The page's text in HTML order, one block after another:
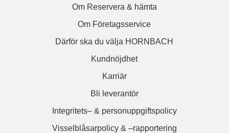
Om Reservera & hämta
Om Företagsservice
Därför ska du välja HORNBACH
Kundnöjdhet
Karriär
Bli leverantör
Integritets– & personuppgiftspolicy
Visselblåsarpolicy & –rapportering